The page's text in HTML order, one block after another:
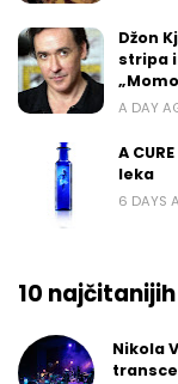
Džon
stripa
A DAY
A
leka
6 DAYS
10 najčitanijih
Nikola